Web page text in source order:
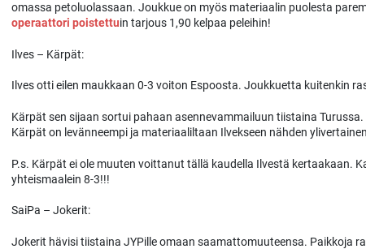
omassa petoluolassaan. Joukkue on myös materiaalin puolesta
operaattori poistettuin tarjous 1,90 kelpaa peleihin!
Ilves – Kärpät:
Ilves otti eilen maukkaan 0-3 voiton Espoosta. Joukkuetta kuitenkin
Kärpät sen sijaan sortui pahaan asennevammailuun tiistaina
Kärpät on levänneempi ja materiaaliltaan Ilvekseen nähden
P.s. Kärpät ei ole muuten voittanut tällä kaudella Ilvestä kertaakaan.
yhteismaalein 8-3!!!
SaiPa – Jokerit:
Jokerit hävisi tiistaina JYPille omaan saamattomuuteensa. Paikkoja